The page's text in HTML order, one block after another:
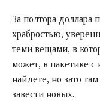
За полтора доллара
храбростью,
теми вещами, в
может, в пакетике
найдете, но зато
завести новых.